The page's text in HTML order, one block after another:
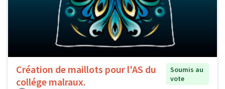
Création de maillots pour l'AS du
collége malraux.
Soumis au
vote